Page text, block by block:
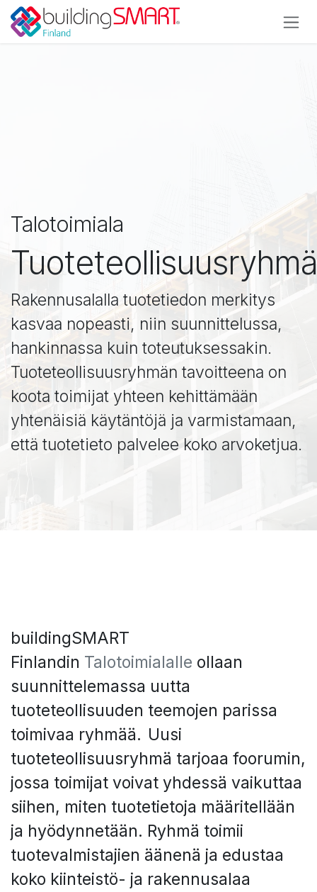
Siirry sisältöön
Talotoimiala
Tuoteteollisuusryhmä
​Rakennusalalla tuotetiedon merkitys
kasvaa nopeasti, niin suunnittelussa,
hankinnassa kuin toteutuksessakin.
Tuoteteollisuusryhmän tavoitteena on
koota toimijat yhteen kehittämään
yhtenäisiä käytäntöjä ja varmistamaan,
että tuotetieto palvelee koko arvoketjua.
buildingSMART
Finlandin Talotoimialalle ollaan
suunnittelemassa uutta
tuoteteollisuuden teemojen parissa
toimivaa ryhmää. Uusi
tuoteteollisuusryhmä tarjoaa foorumin,
jossa toimijat voivat yhdessä vaikuttaa
siihen, miten tuotetietoja määritellään
ja hyödynnetään. Ryhmä toimii
tuotevalmistajien äänenä ja edustaa
koko kiinteistö- ja rakennusalaa